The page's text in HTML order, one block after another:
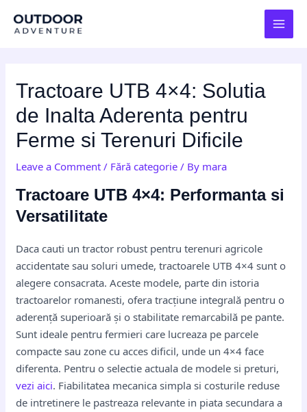
Tractoare UTB 4×4: Solutia
de Inalta Aderenta pentru
Ferme si Terenuri Dificile
Leave a Comment / Fără categorie / By mara
Tractoare UTB 4×4: Performanta si
Versatilitate
Daca cauti un tractor robust pentru terenuri agricole
accidentate sau soluri umede, tractoarele UTB 4×4 sunt o
alegere consacrata. Aceste modele, parte din istoria
tractoarelor romanesti, ofera tracțiune integrală pentru o
aderență superioară și o stabilitate remarcabilă pe pante.
Sunt ideale pentru fermieri care lucreaza pe parcele
compacte sau zone cu acces dificil, unde un 4×4 face
diferenta. Pentru o selectie actuala de modele si preturi,
vezi aici. Fiabilitatea mecanica simpla si costurile reduse
de intretinere le pastreaza relevante in piata secundara a
navigation